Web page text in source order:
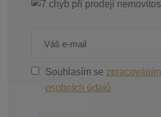
Souhlasím se zpracováním
osobních údajů